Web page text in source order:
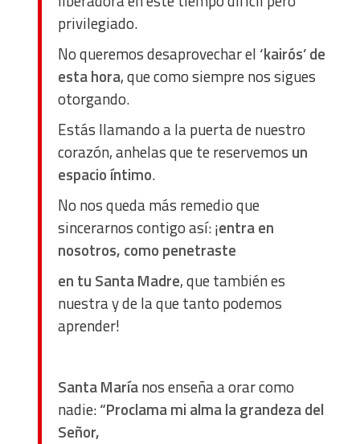
privilegiado.
No queremos desaprovechar el ‘kairós’ de
esta hora, que como siempre nos sigues
otorgando.
Estás llamando a la puerta de nuestro
corazón, anhelas que te reservemos un
espacio íntimo.
No nos queda más remedio que
sincerarnos contigo así: ¡entra en
nosotros, como penetraste
en tu Santa Madre, que también es
nuestra y de la que tanto podemos
aprender!
Santa Maríanos enseña a orar como
nadie:“Proclama mi alma la grandeza del
Señor,
Functional
Advertising